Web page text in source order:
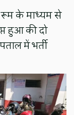
रूम के माध्यम से
हुआ की दो
में भर्ती